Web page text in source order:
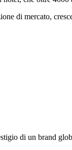
di mercato,
di un brand